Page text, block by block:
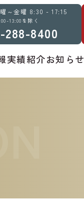
～金曜 8:30 - 17:15
13:00を除く
288-8400
実績紹介お知らせ